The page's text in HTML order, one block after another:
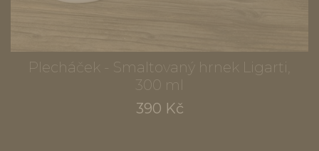
Plecháček - Smaltovaný hrnek Ligarti,
300 ml
390 Kč